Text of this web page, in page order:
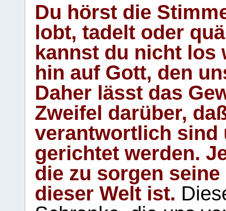
Du hörst die
lobt, tadelt oder
kannst du nicht los
hin auf Gott, den
Daher lässt das
Zweifel darüber,
verantwortlich sind
gerichtet werden.
die zu sorgen
dieser Welt ist.